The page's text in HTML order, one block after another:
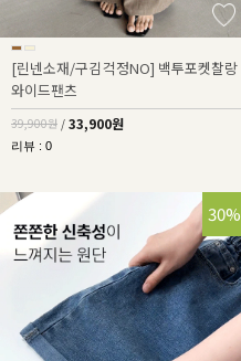
[린넨소재/구김걱정NO] 백투포켓찰랑
와이드팬츠
39,900원 / 33,900원
리뷰 : 0
30%